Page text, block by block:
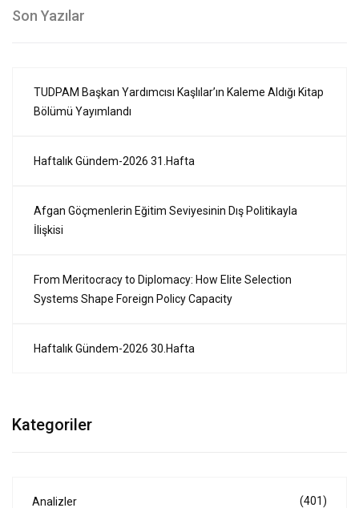
Son Yazılar
TUDPAM Başkan Yardımcısı Kaşlılar’ın Kaleme Aldığı Kitap
Bölümü Yayımlandı
Haftalık Gündem-2026 31.Hafta
Afgan Göçmenlerin Eğitim Seviyesinin Dış Politikayla
İlişkisi
From Meritocracy to Diplomacy: How Elite Selection
Systems Shape Foreign Policy Capacity
Haftalık Gündem-2026 30.Hafta
Kategoriler
Analizler (401)